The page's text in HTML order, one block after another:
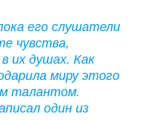
его слушатели
чувства,
их душах. Как
миру этого
талантом.
один из